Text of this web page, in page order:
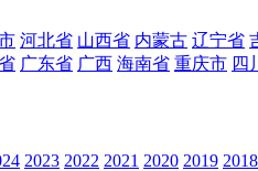
河北省 山西省 内蒙古 辽宁省
广东省 广西 海南省 重庆市 四
2023 2022 2021 2020 2019 2018